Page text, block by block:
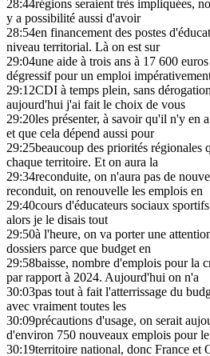
28:44régions seraient très impliquées,
y a possibilité aussi d'avoir
28:54en financement des postes
niveau territorial. Là on est sur
29:04une aide à trois ans à 17 600
dégressif pour un emploi
29:12CDI à temps plein, sans
aujourd'hui j'ai fait le choix de vous
29:20les présenter, à savoir qu'il n'y en
et que cela dépend aussi pour
29:25beaucoup des priorités régionales
chaque territoire. Et on aura la
29:34reconduite, on n'aura pas de
reconduit, on renouvelle les emplois en
29:40cours d'éducateurs sociaux
alors je le disais tout
29:50à l'heure, on va porter une
dossiers parce que budget en
29:58baisse, nombre d'emplois pour la
par rapport à 2024. Aujourd'hui on n'a
30:03pas tout à fait l'atterrissage du
avec vraiment toutes les
30:09précautions d'usage, on serait
d'environ 750 nouveaux emplois pour le
30:19territoire national, donc France et